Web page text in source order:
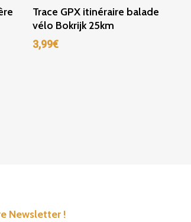
Ajouter Au Panier
Trace GPX itinéraire balade
vélo Bokrijk 25km
3,99€
Newsletter !